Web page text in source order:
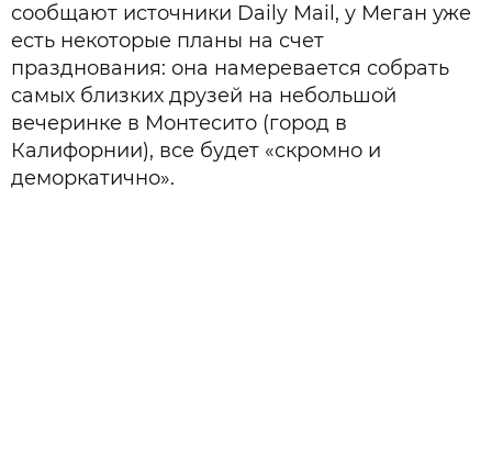
сообщают источники Daily Mail, у Меган уже
есть некоторые планы на счет
празднования: она намеревается собрать
самых близких друзей на небольшой
вечеринке в Монтесито (город в
Калифорнии), все будет «скромно и
деморкатично».